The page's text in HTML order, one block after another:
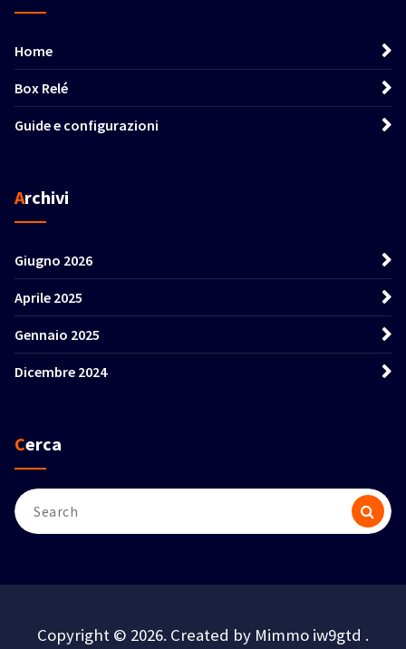
Home
Box Relé
Guide e configurazioni
Archivi
Giugno 2026
Aprile 2025
Gennaio 2025
Dicembre 2024
Cerca
Search
for:
Copyright © 2026. Created by Mimmo iw9gtd .